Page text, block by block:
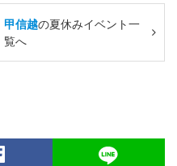
甲信越の夏休みイベント一
覧へ